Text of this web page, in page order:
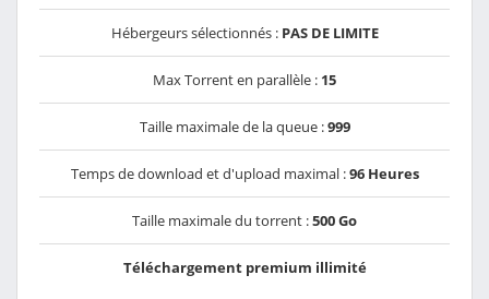
Hébergeurs sélectionnés : PAS DE LIMITE
Max Torrent en parallèle : 15
Taille maximale de la queue :999
Temps de download et d'upload maximal :96 Heures
Taille maximale du torrent :500 Go
Téléchargement premium illimité